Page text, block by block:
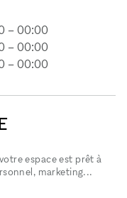
– 00:00
– 00:00
– 00:00
espace est prêt à
marketing...